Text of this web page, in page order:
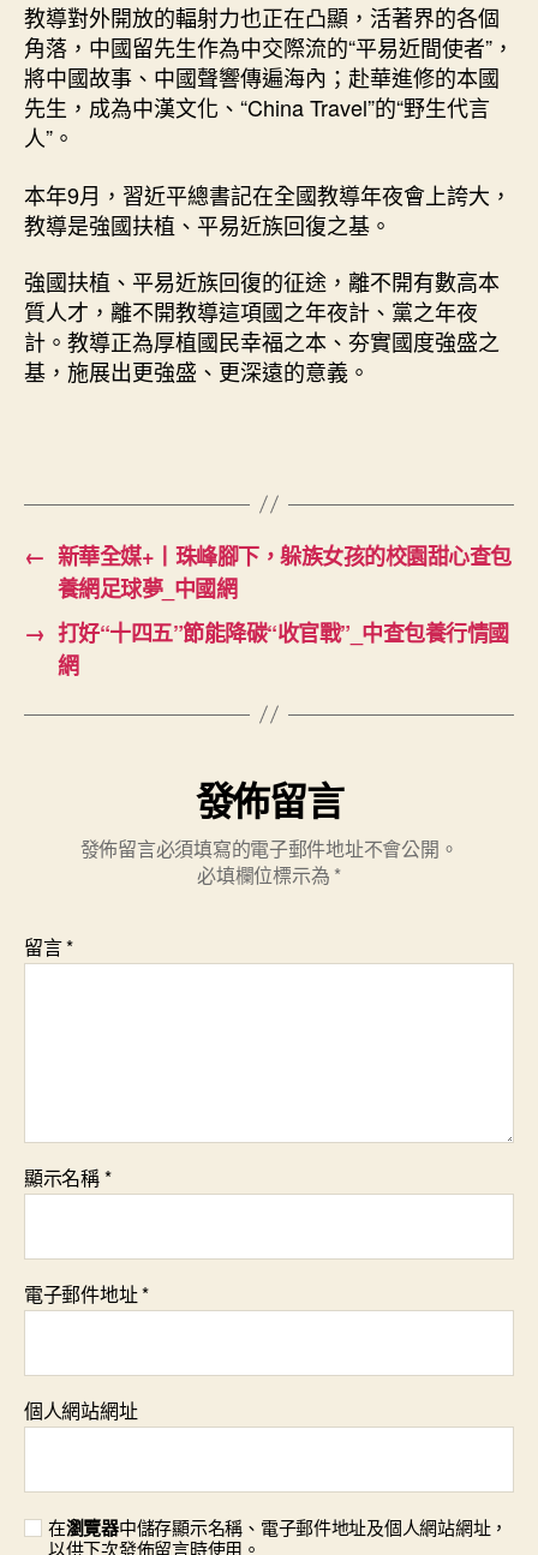
教導對外開放的輻射力也正在凸顯，活著界的各個
角落，中國留先生作為中交際流的“平易近間使者”，
將中國故事、中國聲響傳遍海內；赴華進修的本國
先生，成為中漢文化、“China Travel”的“野生代言
人”。
本年9月，習近平總書記在全國教導年夜會上誇大，
教導是強國扶植、平易近族回復之基。
強國扶植、平易近族回復的征途，離不開有數高本
質人才，離不開教導這項國之年夜計、黨之年夜
計。教導正為厚植國民幸福之本、夯實國度強盛之
基，施展出更強盛、更深遠的意義。
← 新華全媒+丨珠峰腳下，躲族女孩的校園甜心查包
養網足球夢_中國網
→ 打好“十四五”節能降碳“收官戰”_中查包養行情國
網
發佈留言
發佈留言必須填寫的電子郵件地址不會公開。
必填欄位標示為 *
留言*
顯示名稱*
電子郵件地址*
個人網站網址
在瀏覽器中儲存顯示名稱、電子郵件地址及個人網站網址，
以供下次發佈留言時使用。